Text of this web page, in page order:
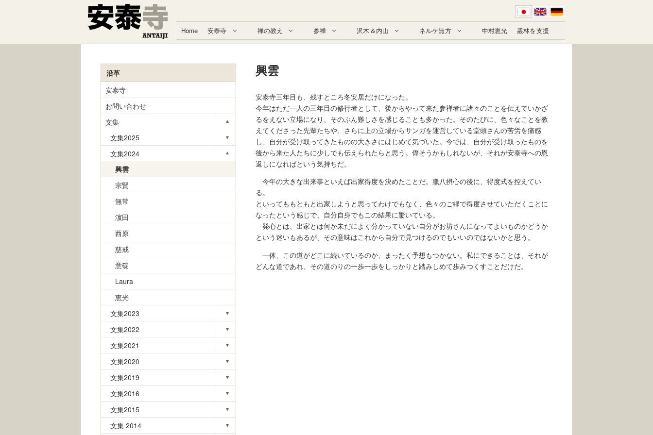
Home 安泰寺 禅の教え 参禅 沢木＆内山 ネルケ無方 中村恵光 叢林を支援
興雲
安泰寺三年目も、残すところ冬安居だけになった。
今年はただ一人の三年目の修行者として、後からやって来た参禅者に諸々のことを伝えていかざ
るをえない立場になり、そのぶん難しさを感じることも多かった。そのたびに、色々なことを教
えてくださった先輩たちや、さらに上の立場からサンガを運営している堂頭さんの苦労を痛感
し、自分が受け取ってきたものの大きさにはじめて気づいた。今では、自分が受け取ったものを
後から来た人たちに少しでも伝えられたらと思う。偉そうかもしれないが、それが安泰寺への恩
返しになればという気持ちだ。
今年の大きな出来事といえば出家得度を決めたことだ。臘八摂心の後に、得度式を控えてい
る。
といってももともと出家しようと思ってわけでもなく、色々のご縁で得度させていただくことに
なったという感じで、自分自身でもこの結果に驚いている。
発心とは、出家とは何か未だによく分かっていない自分がお坊さんになってよいものかどうか
という迷いもあるが、その意味はこれから自分で見つけるのでもいいのではないかと思う。
一体、この道がどこに続いているのか、まったく予想もつかない。私にできることは、それが
どんな道であれ、その道のりの一歩一歩をしっかりと踏みしめて歩みつくすことだけだ。
沿革
安泰寺
お問い合わせ
文集
▾
Toggle submenu
文集2025 ▾
Toggle submenu
文集2024 ▾
興雲
宗賢
無常
濵田
西原
慈戒
意碇
Laura
恵光
文集2023
▾
文集2022 ▾
文集2021 ▾
文集2020 ▾
文集2019 ▾
文集2016 ▾
文集2015 ▾
文集 2014 ▾